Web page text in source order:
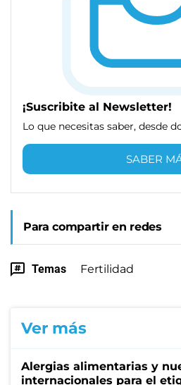
¡Suscribite al Newsletter!
Lo que necesitas saber, desde
SABER
Para compartir en redes
Temas Fertilidad
Ver más
Alergias alimentarias y
internacionales para el